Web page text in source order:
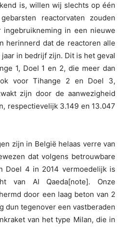
is, willen wij slechts op één
reactorvaten zouden
in een nieuwe
herinnerd dat de reactoren alle
in bedrijf zijn. Dit is het geval
1, Doel 1 en 2, die meer dan
voor Tihange 2 en Doel 3,
zijn door de aanwezigheid
respectievelijk 3.149 en 13.047
zijn in België helaas verre van
dat volgens betrouwbare
Doel 4 in 2014 vermoedelijk is
van Al Qaeda[note]. Onze
door een laag beton van 2
dun tegenover een vastberaden
van het type Milan, die in